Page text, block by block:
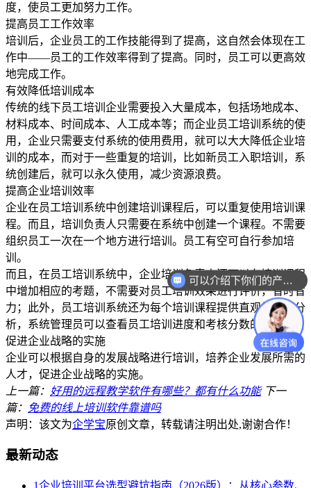
度，使员工更加努力工作。
提高员工工作效率
培训后，企业员工的工作技能得到了提高，这自然会体现在工
作中——员工的工作效率得到了提高。同时，员工可以更高效
地完成工作。
有效降低培训成本
传统的线下员工培训企业需要投入大量成本，包括场地成本、
材料成本、时间成本、人工成本等；而企业员工培训系统的使
用，企业只需要支付系统的使用费用，就可以大大降低企业培
训的成本，而对于一些重复的培训，比如新员工入职培训，系
统创建后，就可以永久使用，减少资源浪费。
提高企业培训效率
企业在员工培训系统中创建培训课程后，可以重复使用培训课
程。而且，培训负责人只需要在系统中创建一个课程。不需要
组织员工一次在一个地方进行培训。员工有空可自行参加培
训。
而且，在员工培训系统中，企业培训负责人还可以在培训课程
中增加相应的考题，不需要对员工培训效果进行评价，省时省
力；此外，员工培训系统还为每个培训课程提供直观的数据分
析，系统管理员可以查看员工培训进度和考核分数的数据。
促进企业战略的实施
企业可以根据自身的发展战略进行培训，培养企业发展所需的
人才，促进企业战略的实施。
上一篇： 好用的远程教学软件有哪些？都有什么功能 下一
篇：
免费的线上培训软件靠谱吗
声明：该文为企学宝原创文章，转载请注明出处,谢谢合作！
最新动态
你们是怎么收费的呢？